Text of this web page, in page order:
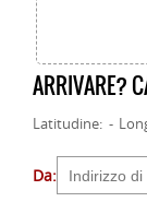
ARRIVARE?
Latitudine: -
Da: